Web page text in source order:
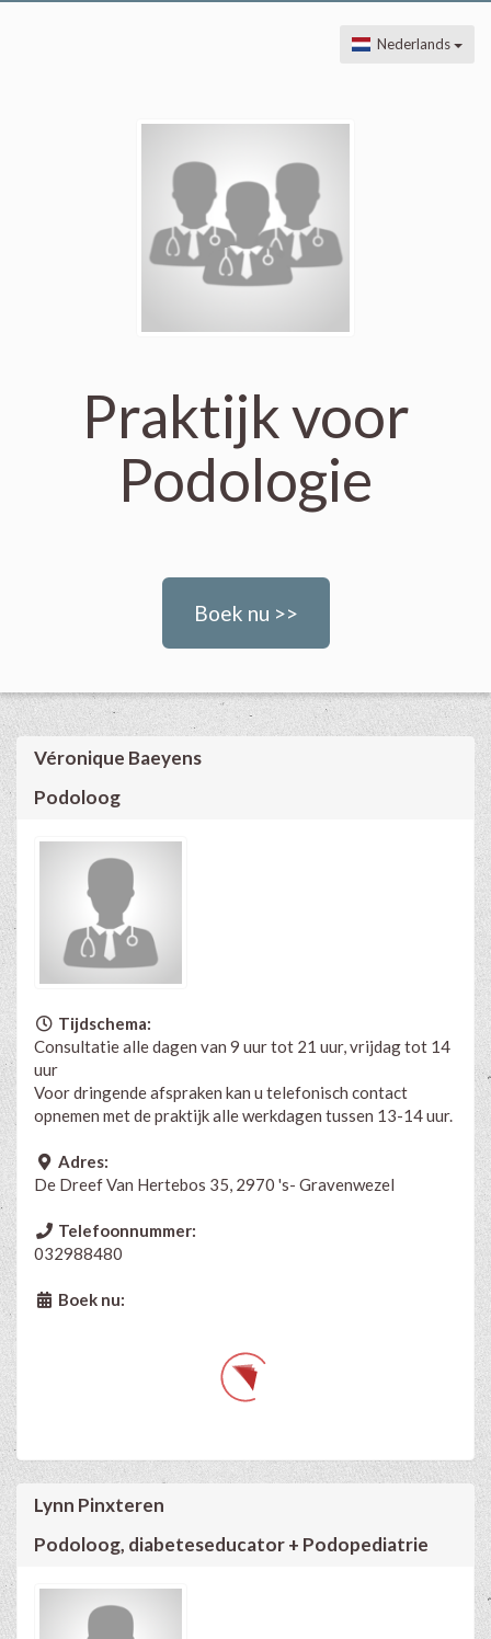
Nederlands
Praktijk voor
Podologie
Boek nu >>
Véronique Baeyens
Podoloog
Tijdschema:
Consultatie alle dagen van 9 uur tot 21 uur, vrijdag tot 14
uur
Voor dringende afspraken kan u telefonisch contact
opnemen met de praktijk alle werkdagen tussen 13-14 uur.
Adres:
De Dreef Van Hertebos 35, 2970 's- Gravenwezel
Telefoonnummer:
032988480
Boek nu:
Lynn Pinxteren
Podoloog, diabeteseducator + Podopediatrie